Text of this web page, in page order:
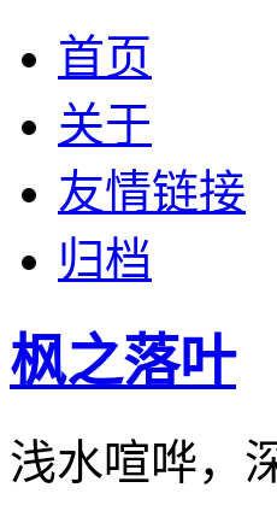
首页
关于
友情链接
归档
枫之落叶
浅水喧哗，